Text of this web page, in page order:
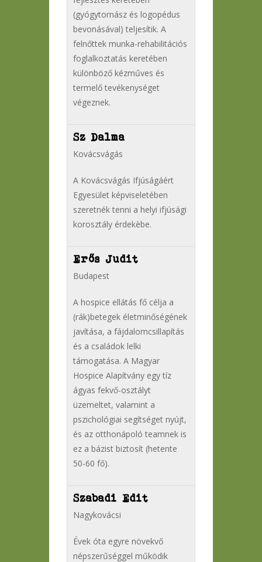
(gyógytornász és logopédus
bevonásával) teljesítik. A
felnőttek munka-rehabilitációs
foglalkoztatás keretében
különböző kézműves és
termelő tevékenységet
végeznek.
Sz Dalma
Kovácsvágás
A Kovácsvágás Ifjúságáért
Egyesület képviseletében
szeretnék tenni a helyi ifjúsági
korosztály érdekèbe.
Erős Judit
Budapest
A hospice ellátás fő célja a
(rák)betegek életminőségének
javítása, a fájdalomcsillapítás
és a családok lelki
támogatása. A Magyar
Hospice Alapítvány egy tíz
ágyas fekvő-osztályt
üzemeltet, valamint a
pszichológiai segítséget nyújt,
és az otthonápoló teamnek is
ez a bázist biztosít (hetente
50-60 fő).
Szabadi Edit
Nagykovácsi
Évek óta egyre növekvő
népszerűséggel működik